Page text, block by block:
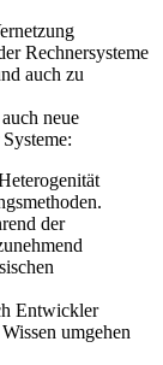
Rechnersysteme
auch zu
neue
der
Entwickler
umgehen